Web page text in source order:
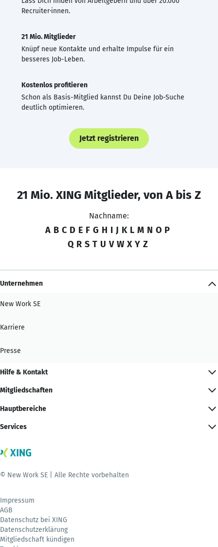
Recruiter·innen.
21 Mio. Mitglieder
Knüpf neue Kontakte und erhalte Impulse für ein
besseres Job-Leben.
Kostenlos profitieren
Schon als Basis-Mitglied kannst Du Deine Job-Suche
deutlich optimieren.
Jetzt registrieren
21 Mio. XING Mitglieder, von A bis Z
Nachname:
A B C D E F G H I J K L M N O P
Q R S T U V W X Y Z
Unternehmen
New Work SE
Karriere
Presse
Hilfe & Kontakt
Mitgliedschaften
Hauptbereiche
Services
© New Work SE | Alle Rechte vorbehalten
Impressum
AGB
Datenschutz bei XING
Datenschutzerklärung
Mitgliedschaft kündigen